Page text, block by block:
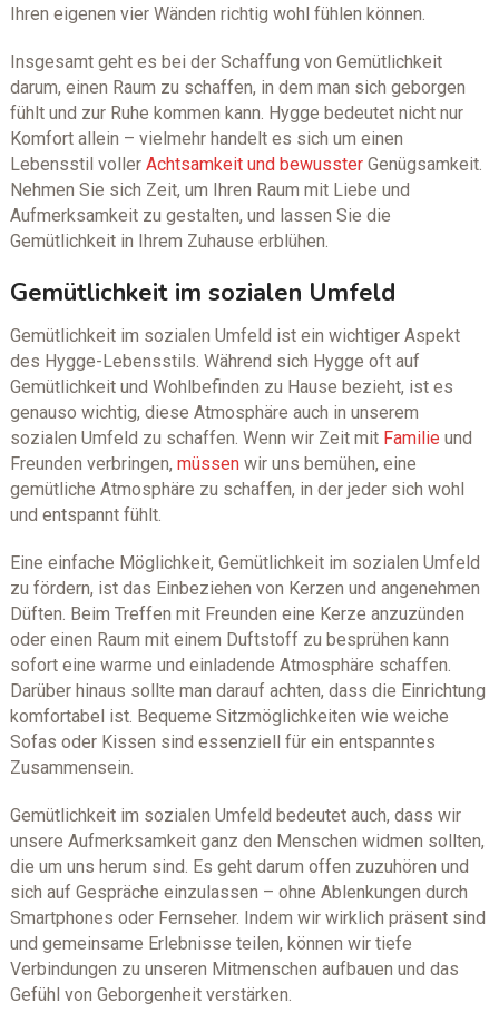
Ihren eigenen vier Wänden richtig wohl fühlen können.
Insgesamt geht es bei der Schaffung von Gemütlichkeit
darum, einen Raum zu schaffen, in dem man sich geborgen
fühlt und zur Ruhe kommen kann. Hygge bedeutet nicht nur
Komfort allein – vielmehr handelt es sich um einen
Lebensstil voller Achtsamkeit und bewussterGenügsamkeit.
Nehmen Sie sich Zeit, um Ihren Raum mit Liebe und
Aufmerksamkeit zu gestalten, und lassen Sie die
Gemütlichkeit in Ihrem Zuhause erblühen.
Gemütlichkeit im sozialen Umfeld
Gemütlichkeit im sozialen Umfeld ist ein wichtiger Aspekt
des Hygge-Lebensstils. Während sich Hygge oft auf
Gemütlichkeit und Wohlbefinden zu Hause bezieht, ist es
genauso wichtig, diese Atmosphäre auch in unserem
sozialen Umfeld zu schaffen. Wenn wir Zeit mit Familie und
Freunden verbringen, müssenwir uns bemühen, eine
gemütliche Atmosphäre zu schaffen, in der jeder sich wohl
und entspannt fühlt.
Eine einfache Möglichkeit, Gemütlichkeit im sozialen Umfeld
zu fördern, ist das Einbeziehen von Kerzen und angenehmen
Düften. Beim Treffen mit Freunden eine Kerze anzuzünden
oder einen Raum mit einem Duftstoff zu besprühen kann
sofort eine warme und einladende Atmosphäre schaffen.
Darüber hinaus sollte man darauf achten, dass die Einrichtung
komfortabel ist. Bequeme Sitzmöglichkeiten wie weiche
Sofas oder Kissen sind essenziell für ein entspanntes
Zusammensein.
Gemütlichkeit im sozialen Umfeld bedeutet auch, dass wir
unsere Aufmerksamkeit ganz den Menschen widmen sollten,
die um uns herum sind. Es geht darum offen zuzuhören und
sich auf Gespräche einzulassen – ohne Ablenkungen durch
Smartphones oder Fernseher. Indem wir wirklich präsent sind
und gemeinsame Erlebnisse teilen, können wir tiefe
Verbindungen zu unseren Mitmenschen aufbauen und das
Gefühl von Geborgenheit verstärken.